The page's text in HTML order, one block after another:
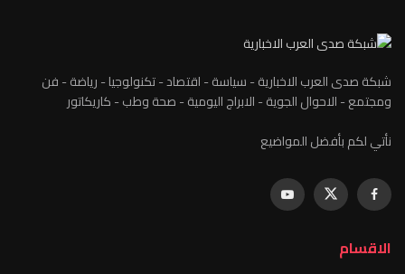
شبكة صدى العرب الاخبارية - سياسة - اقتصاد - تكنولوجيا - رياضة - فن
ومجتمع - الاحوال الجوية - الابراج اليومية - صحة وطب - كاريكاتور
نأتي لكم بأفضل المواضيع
الاقسام